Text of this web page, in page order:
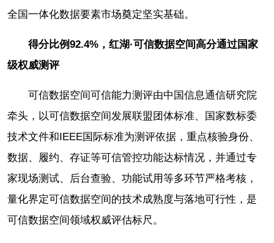
全国一体化数据要素市场奠定坚实基础。
得分比例92.4%，红湖·可信数据空间高分通过国家
级权威测评
可信数据空间可信能力测评由中国信息通信研究院
牵头，以可信数据空间发展联盟团体标准、国家数标委
技术文件和IEEE国际标准为测评依据，重点核验身份、
数据、履约、存证等可信管控功能达标情况，并通过专
家现场测试、后台查验、功能试用等多环节严格考核，
量化界定可信数据空间的技术成熟度与落地可行性，是
可信数据空间领域权威评估标尺。